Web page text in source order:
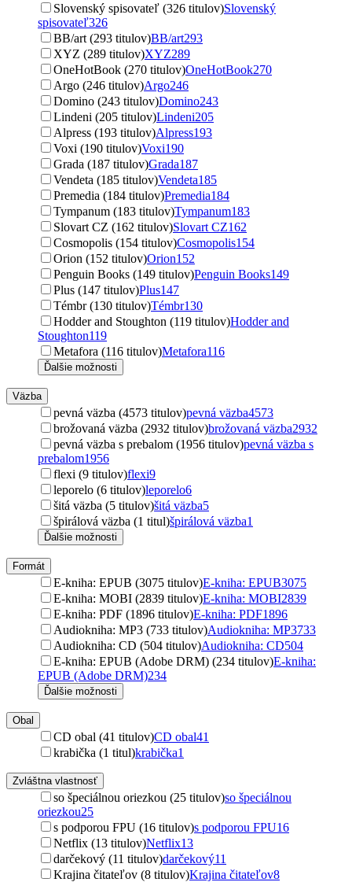
Slovenský spisovateľ (326 titulov)Slovenský
spisovateľ326
BB/art (293 titulov)BB/art293
XYZ (289 titulov)XYZ289
OneHotBook (270 titulov)OneHotBook270
Argo (246 titulov)Argo246
Domino (243 titulov)Domino243
Lindeni (205 titulov)Lindeni205
Alpress (193 titulov)Alpress193
Voxi (190 titulov)Voxi190
Grada (187 titulov)Grada187
Vendeta (185 titulov)Vendeta185
Premedia (184 titulov)Premedia184
Tympanum (183 titulov)Tympanum183
Slovart CZ (162 titulov)Slovart CZ162
Cosmopolis (154 titulov)Cosmopolis154
Orion (152 titulov)Orion152
Penguin Books (149 titulov)Penguin Books149
Plus (147 titulov)Plus147
Témbr (130 titulov)Témbr130
Hodder and Stoughton (119 titulov)Hodder and
Stoughton119
Metafora (116 titulov)Metafora116
Ďalšie možnosti
Väzba
pevná väzba (4573 titulov)pevná väzba4573
brožovaná väzba (2932 titulov)brožovaná väzba2932
pevná väzba s prebalom (1956 titulov)pevná väzba s
prebalom1956
flexi (9 titulov)flexi9
leporelo (6 titulov)leporelo6
šitá väzba (5 titulov)šitá väzba5
špirálová väzba (1 titul)špirálová väzba1
Ďalšie možnosti
Formát
E-kniha: EPUB (3075 titulov)E-kniha: EPUB3075
E-kniha: MOBI (2839 titulov)E-kniha: MOBI2839
E-kniha: PDF (1896 titulov)E-kniha: PDF1896
Audiokniha: MP3 (733 titulov)Audiokniha: MP3733
Audiokniha: CD (504 titulov)Audiokniha: CD504
E-kniha: EPUB (Adobe DRM) (234 titulov)E-kniha:
EPUB (Adobe DRM)234
Ďalšie možnosti
Obal
CD obal (41 titulov)CD obal41
krabička (1 titul)krabička1
Zvláštna vlastnosť
so špeciálnou oriezkou (25 titulov)so špeciálnou
oriezkou25
s podporou FPU (16 titulov)s podporou FPU16
Netflix (13 titulov)Netflix13
darčekový (11 titulov)darčekový11
Krajina čitateľov (8 titulov)Krajina čitateľov8